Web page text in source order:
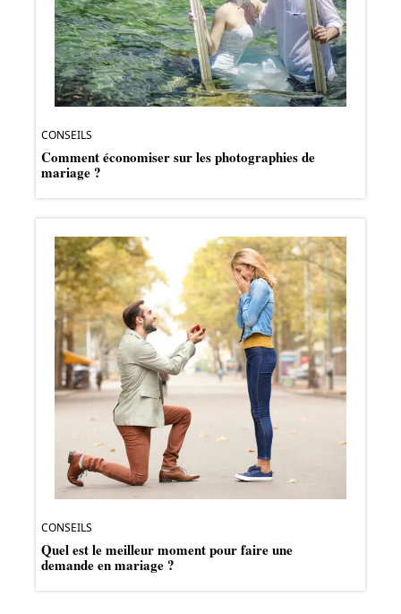
CONSEILS
Comment économiser sur les photographies de
mariage ?
CONSEILS
Quel est le meilleur moment pour faire une
demande en mariage ?